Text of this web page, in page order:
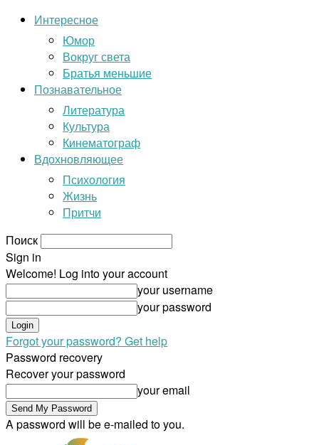
Интересное
Юмор
Вокруг света
Братья меньшие
Познавательное
Литература
Культура
Кинематограф
Вдохновляющее
Психология
Жизнь
Притчи
Поиск
Sign in
Welcome! Log into your account
your username
your password
Forgot your password? Get help
Password recovery
Recover your password
your email
A password will be e-mailed to you.